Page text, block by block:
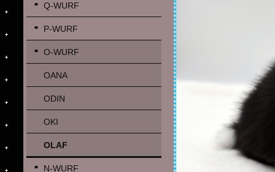
Q-WURF
P-WURF
O-WURF
OANA
ODIN
OKI
OLAF
N-WURF